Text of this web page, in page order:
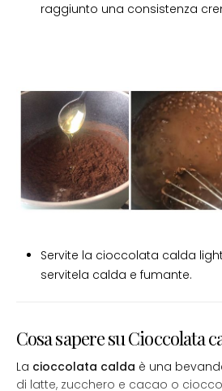
raggiunto una consistenza
Servite la cioccolata calda
servitela calda e fumante.
Cosa sapere su Cioccolata
La cioccolata calda è una
di latte, zucchero e cacao o